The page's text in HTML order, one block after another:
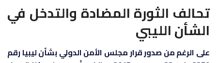
تحالف الثورة المضادة والتدخل في
الشأن الليبي
على الرغم من صدور قرار مجلس الأمن الدولي بشأن ليبيا رقم